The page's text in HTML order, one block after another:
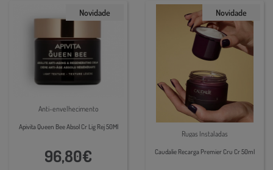
Novidade
Anti-envelhecimento
Apivita Queen Bee Absol Cr Lig Rej 50Ml
96,80€
Novidade
Rugas Instaladas
Caudalie Recarga Premier Cru Cr 50ml